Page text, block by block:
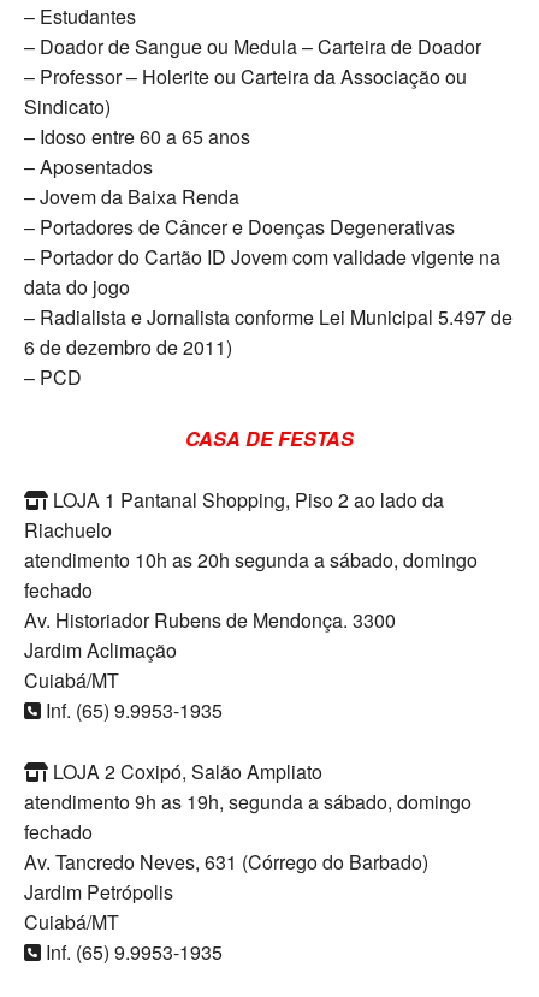
– Estudantes
– Doador de Sangue ou Medula – Carteira de Doador
– Professor – Holerite ou Carteira da Associação ou
Sindicato)
– Idoso entre 60 a 65 anos
– Aposentados
– Jovem da Baixa Renda
– Portadores de Câncer e Doenças Degenerativas
– Portador do Cartão ID Jovem com validade vigente na
data do jogo
– Radialista e Jornalista conforme Lei Municipal 5.497 de
6 de dezembro de 2011)
– PCD
CASA DE FESTAS
LOJA 1 Pantanal Shopping, Piso 2 ao lado da
Riachuelo
atendimento 10h as 20h segunda a sábado, domingo
fechado
Av. Historiador Rubens de Mendonça. 3300
Jardim Aclimação
Cuiabá/MT
Inf. (65) 9.9953-1935
LOJA 2 Coxipó, Salão Ampliato
atendimento 9h as 19h, segunda a sábado, domingo
fechado
Av. Tancredo Neves, 631 (Córrego do Barbado)
Jardim Petrópolis
Cuiabá/MT
Inf. (65) 9.9953-1935